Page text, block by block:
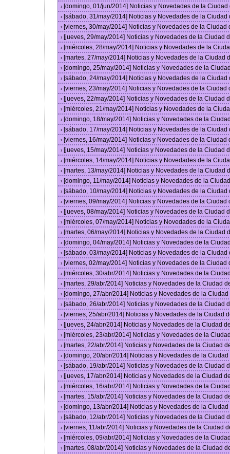
› [domingo, 01/jun/2014] Noticias y Novedades de la
› [sábado, 31/may/2014] Noticias y Novedades de la
› [viernes, 30/may/2014] Noticias y Novedades de la
› [jueves, 29/may/2014] Noticias y Novedades de la Ciudad
› [miércoles, 28/may/2014] Noticias y Novedades de la
› [martes, 27/may/2014] Noticias y Novedades de la Ciudad
› [domingo, 25/may/2014] Noticias y Novedades de la
› [sábado, 24/may/2014] Noticias y Novedades de la
› [viernes, 23/may/2014] Noticias y Novedades de la
› [jueves, 22/may/2014] Noticias y Novedades de la Ciudad
› [miércoles, 21/may/2014] Noticias y Novedades de la
› [domingo, 18/may/2014] Noticias y Novedades de la
› [sábado, 17/may/2014] Noticias y Novedades de la
› [viernes, 16/may/2014] Noticias y Novedades de la
› [jueves, 15/may/2014] Noticias y Novedades de la Ciudad
› [miércoles, 14/may/2014] Noticias y Novedades de la
› [martes, 13/may/2014] Noticias y Novedades de la Ciudad
› [domingo, 11/may/2014] Noticias y Novedades de la
› [sábado, 10/may/2014] Noticias y Novedades de la
› [viernes, 09/may/2014] Noticias y Novedades de la
› [jueves, 08/may/2014] Noticias y Novedades de la Ciudad
› [miércoles, 07/may/2014] Noticias y Novedades de la
› [martes, 06/may/2014] Noticias y Novedades de la Ciudad
› [domingo, 04/may/2014] Noticias y Novedades de la
› [sábado, 03/may/2014] Noticias y Novedades de la
› [viernes, 02/may/2014] Noticias y Novedades de la
› [miércoles, 30/abr/2014] Noticias y Novedades de la
› [martes, 29/abr/2014] Noticias y Novedades de la Ciudad
› [domingo, 27/abr/2014] Noticias y Novedades de la
› [sábado, 26/abr/2014] Noticias y Novedades de la Ciudad
› [viernes, 25/abr/2014] Noticias y Novedades de la Ciudad
› [jueves, 24/abr/2014] Noticias y Novedades de la Ciudad
› [miércoles, 23/abr/2014] Noticias y Novedades de la
› [martes, 22/abr/2014] Noticias y Novedades de la Ciudad
› [domingo, 20/abr/2014] Noticias y Novedades de la
› [sábado, 19/abr/2014] Noticias y Novedades de la Ciudad
› [jueves, 17/abr/2014] Noticias y Novedades de la Ciudad
› [miércoles, 16/abr/2014] Noticias y Novedades de la
› [martes, 15/abr/2014] Noticias y Novedades de la Ciudad
› [domingo, 13/abr/2014] Noticias y Novedades de la
› [sábado, 12/abr/2014] Noticias y Novedades de la Ciudad
› [viernes, 11/abr/2014] Noticias y Novedades de la Ciudad
› [miércoles, 09/abr/2014] Noticias y Novedades de la
› [martes, 08/abr/2014] Noticias y Novedades de la Ciudad